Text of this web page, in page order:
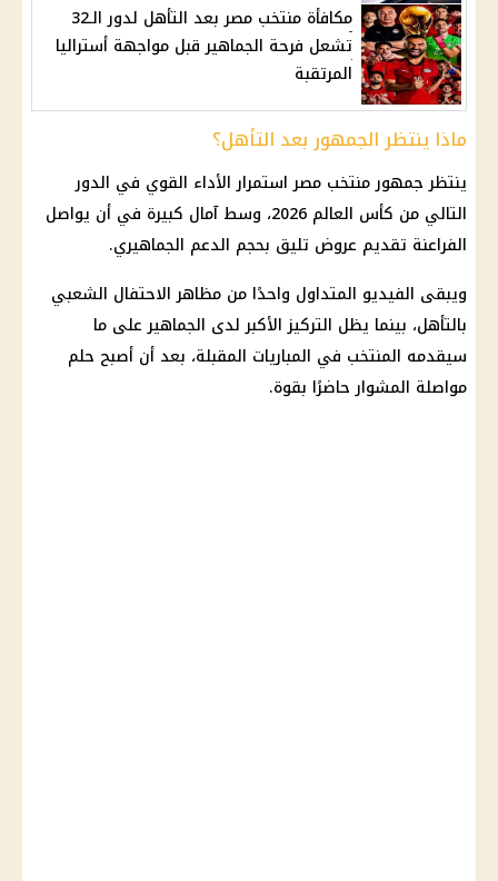
مكافأة منتخب مصر بعد التأهل لدور الـ32
تشعل فرحة الجماهير قبل مواجهة أستراليا
المرتقبة
ماذا ينتظر الجمهور بعد التأهل؟
ينتظر جمهورمنتخب مصراستمرار الأداء القوي في الدور
التالي من كأس العالم 2026
، وسط آمال كبيرة في أن يواصل
الفراعنة تقديم عروض تليق بحجم الدعم الجماهيري.
ويبقى الفيديو المتداول واحدًا من مظاهر الاحتفال الشعبي
بالتأهل، بينما يظل التركيز الأكبر لدى الجماهير على ما
سيقدمه المنتخب في المباريات المقبلة، بعد أن أصبح حلم
مواصلة المشوار حاضرًا بقوة.